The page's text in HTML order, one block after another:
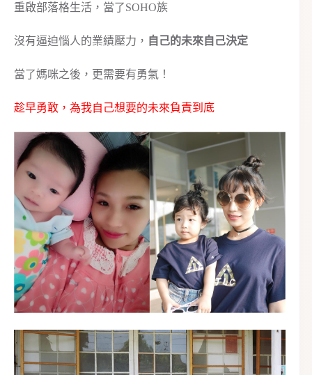
重啟部落格生活，當了SOHO族
沒有逼迫惱人的業績壓力， 自己的未來自己決定
當了媽咪之後，更需要有勇氣！
趁早勇敢，為我自己想要的未來負責到底